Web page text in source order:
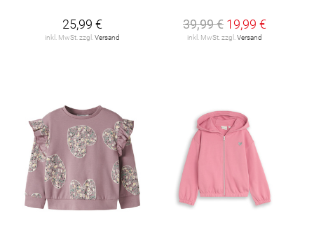
25,99 €
inkl. MwSt. zzgl.Versand
39,99 € 19,99 €
inkl. MwSt. zzgl.Versand